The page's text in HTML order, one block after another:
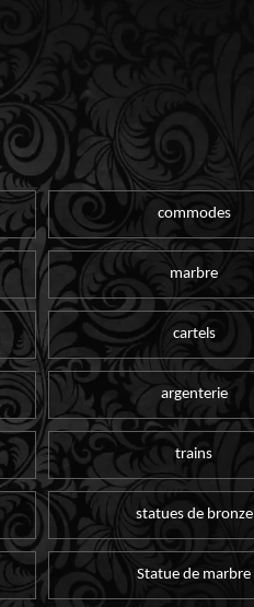
commodes
marbre
cartels
argenterie
trains
statues de bronze
Statue de marbre